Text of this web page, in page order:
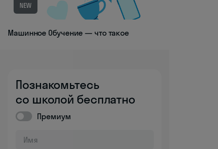
NEW
Машинное Обучение — что такое
Познакомьтесь
со школой бесплатно
Премиум